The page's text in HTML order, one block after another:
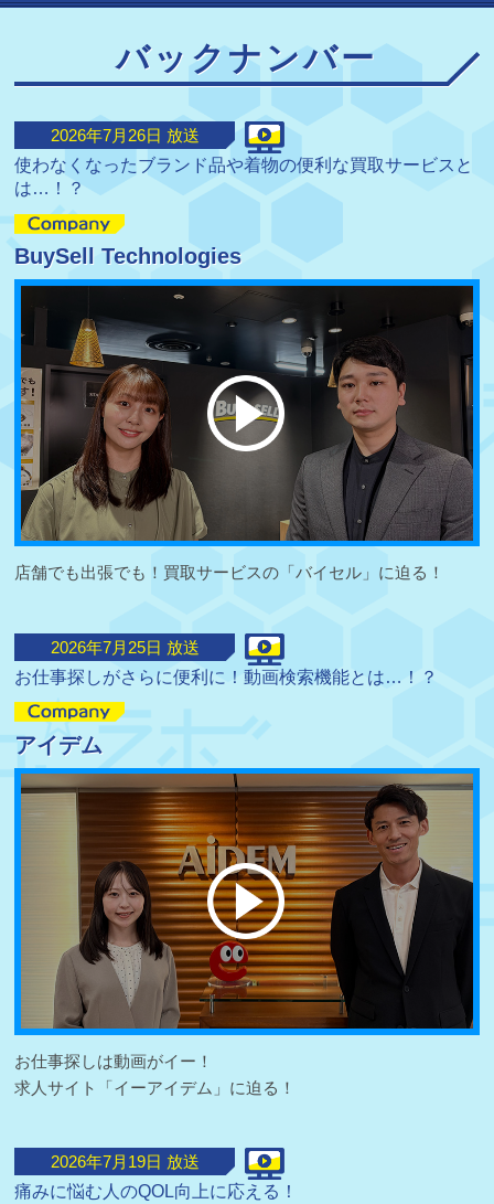
バックナンバー
2026年7月 26日 放送
使わなくなったブランド品や着物の便利な買取サービスと
は…！？
BuySell Technologies
店舗でも出張でも！買取サービスの「バイセル」に迫る！
2026年7月 25日 放送
お仕事探しがさらに便利に！動画検索機能とは…！？
アイデム
お仕事探しは動画がイー！
求人サイト「イーアイデム」に迫る！
2026年7月 19日 放送
痛みに悩む人のQOL向上に応える！